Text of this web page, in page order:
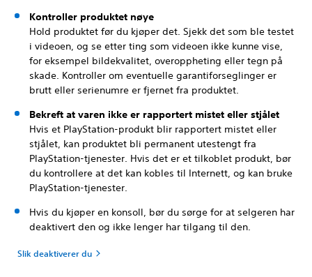
Kontroller produktet nøye
Hold produktet før du kjøper det. Sjekk det som ble testet
i videoen, og se etter ting som videoen ikke kunne vise,
for eksempel bildekvalitet, overoppheting eller tegn på
skade. Kontroller om eventuelle garantiforseglinger er
brutt eller serienumre er fjernet fra produktet.
Bekreft at varen ikke er rapportert mistet eller stjålet
Hvis et PlayStation-produkt blir rapportert mistet eller
stjålet, kan produktet bli permanent utestengt fra
PlayStation-tjenester. Hvis det er et tilkoblet produkt, bør
du kontrollere at det kan kobles til Internett, og kan bruke
PlayStation-tjenester.
Hvis du kjøper en konsoll, bør du sørge for at selgeren har
deaktivert den og ikke lenger har tilgang til den.
Slik deaktiverer du